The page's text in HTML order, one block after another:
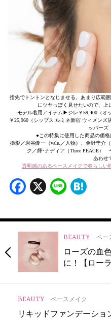
指先でトントンとなじませる。あまり広範
にツヤっぽく見せたいので、上
モデル着用アイテム▶︎ジレ￥59,400（
￥25,960（シップス ルミネ新宿 ウィメン
ッパーズ
●この特集に使用した商品の価
撮影／岩谷優一（vale.／人物）、金野圭
ク／輝･ナディア（Three PEACE
あわせ
透明感のあるベースメイクで春らしい
Facebook
X Line
BEAUTY ベー
ローズの血
に！【ロー
BEAUTY ベースメイク
リキッドファンデーショ